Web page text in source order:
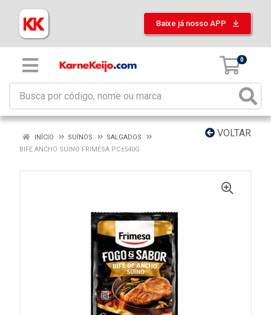
Baixe já nosso APP
0
VOLTAR
INÍCIO SUÍNOS
SALGADOS
BIFE ANCHO SUINO FRIMESA PC±540G